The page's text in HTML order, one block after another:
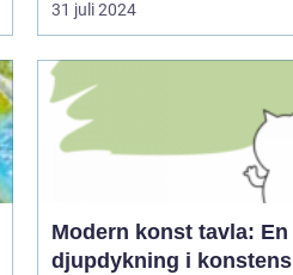
31 juli 2024
Modern konst tavla: En
djupdykning i konstens